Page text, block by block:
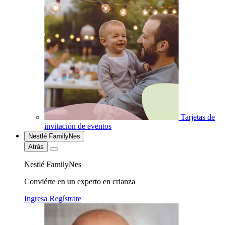
Tarjetas de
invitación de eventos
Nestlé FamilyNes
Atrás
Nestlé FamilyNes
Conviérte en un experto en crianza
Ingresa Regístrate